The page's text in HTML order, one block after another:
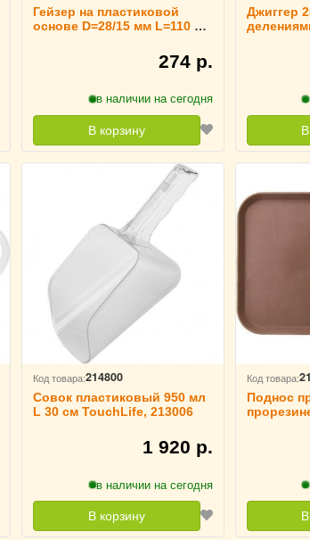
Гейзер на пластиковой
основе D=28/15 мм L=110 мм
274 р.
в наличии на сегодня
В корзину
Джиггер
Код товара:214800
Совок пластиковый 950 мл
L 30 см TouchLife, 213006
1 920 р.
в наличии на сегодня
В корзину
Код товара:
Поднос